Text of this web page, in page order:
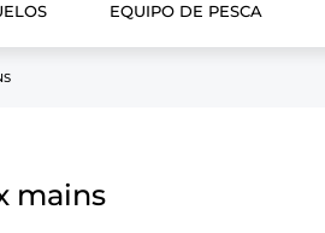
EQUIPO DE PESCA
mains